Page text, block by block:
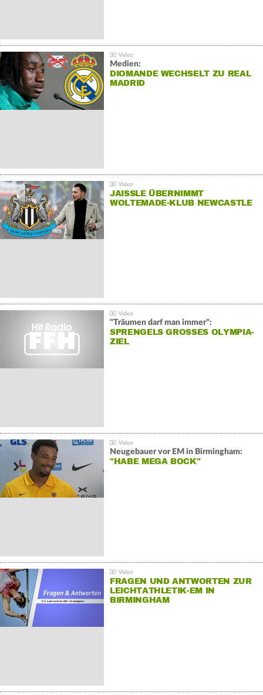
Medien:
DIOMANDE WECHSELT ZU REAL
MADRID
JAISSLE ÜBERNIMMT
WOLTEMADE-KLUB NEWCASTLE
"Träumen darf man immer":
SPRENGELS GROSSES OLYMPIA-Z
IEL
Neugebauer vor EM in Birmingham:
"HABE MEGA BOCK"
FRAGEN UND ANTWORTEN ZUR
LEICHTATHLETIK-EM IN
BIRMINGHAM